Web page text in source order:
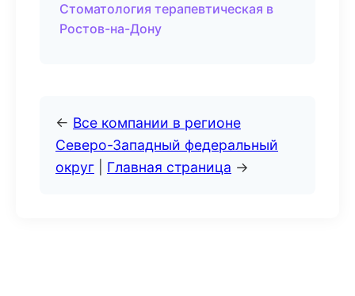
Стоматология терапевтическая в
Ростов-на-Дону
← Все компании в регионе
Северо-Западный федеральный
округ
Главная страница →